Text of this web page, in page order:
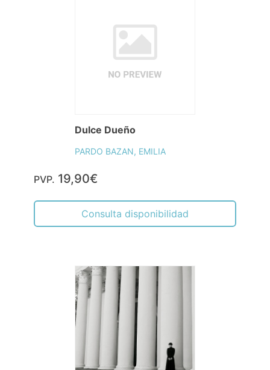
Dulce Dueño
PARDO BAZAN, EMILIA
PVP. 19,90€
Consulta disponibilidad